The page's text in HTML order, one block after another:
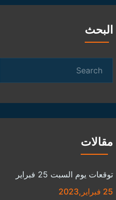
البحث
مقالات
توقعات يوم السبت 25 فبراير
25 فبراير,2023